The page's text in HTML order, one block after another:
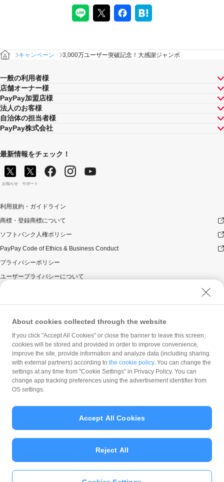
対象の支払方法
本キャンペーンの対象のお支払方法は、以下のとおりです。
PayPay加盟店（実店舗）：「PayPay残高」、「PayPay
ネットストア（オンライン加盟店、Yahoo! JAPANサービ
ス）および請求書払いサービス：「PayPay残高」
キャンペーンの適用について
キャンペーン内容および適用条件を予告なく変更する場
ます。
ヤフーカード以外のクレジットカードでお支払いされた
場合は、本キャンペーンの対象とはなりませんのでご注
意ください。
対象のお支払方法にてお支払いいただいた際に、仮に本
キャンペーンを適用すると、本キャンペーンによるキャ
100,000円相当を超えるときには、当該付与額の合計が
100,000円相当となるよう付与いたします（付与額の合計
がキャンペーン期間中100,000円相当を超えることはござ
いません）。
同時開催する他の抽選キャンペーンは、当社が指定する
場合を除き重複適用されることはなく、最も期待値の高
いキャンペーンのみ抽選を行います。期待値は弊社シス
テムにてユーザーごとに計算されます。
「取消し等」といいます。）となった場合、理由の如何
にかかわらず、また返金の有無にかかわらず、当該取消
し等の対象決済についてのPayPayボーナスの付与は全て
本キャンペーンの対象となった加盟店との契約について
取消し等となった場合、理由の如何にかかわらず、また
返金の有無にかかわらず、「キャンペーン期間中の付与
キャンペーン 3,000万ユーザー突破記念！大感謝ジャンボ
一般の利用者様
店舗オーナー様
PayPay加盟店様
法人のお客様
自治体の担当者様
PayPay株式会社
最新情報をチェック！
お知らせ サポート
利用規約・ガイドライン
商標・登録商標について
ソフトバンク人権ポリシー
PayPay Code of Ethics & Business Conduct
プライバシーポリシー
ユーザープライバシーについて
ウェブサイト利用規約
反社会的勢力に対する方針
勧誘方針
マネロン等基本方針
カスタマーハラスメントに関する当社の考え方
© PayPay Corporation
About cookies collected through the website
If you click "Accept All Cookies" or close the banner to leave this screen,
cookies will be stored and provided in order to improve convenience,
improve the site, provide information and analyze data (including sharing
with external partners) according to the cookie policy. You can change the
settings at any time from "Cookie Settings" in Privacy Policy. You can
change app tracking preferences using the advertisement identifier from
OS settings.
Reject All
Accept All Cookies